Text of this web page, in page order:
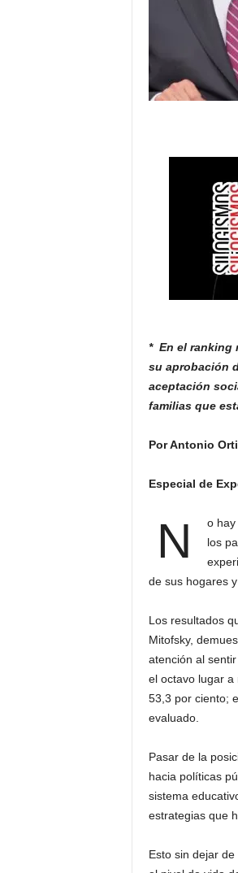
* En el ranking
su aprobación
aceptación
familias que
Por Antonio
Especial de
N
o
los
de sus hogares
Los resultados
Mitofsky,
atención al
el octavo lugar a
53,3 por ciento;
evaluado.
Pasar de la
hacia políticas
sistema
estrategias que
Esto sin dejar